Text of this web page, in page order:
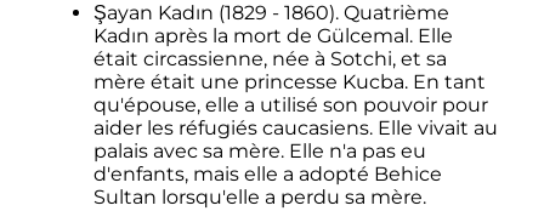
Şayan Kadın (1829 - 1860). Quatrième
Kadın après la mort de Gülcemal. Elle
était circassienne, née à Sotchi, et sa
mère était une princesse Kucba. En tant
qu'épouse, elle a utilisé son pouvoir pour
aider les réfugiés caucasiens. Elle vivait au
palais avec sa mère. Elle n'a pas eu
d'enfants, mais elle a adopté Behice
Sultan lorsqu'elle a perdu sa mère.